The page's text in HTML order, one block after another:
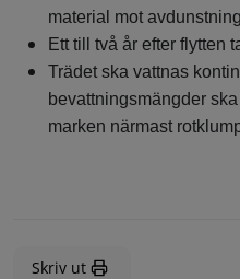
material mot
Ett till två år efter flytten
Trädet ska vattnas
bevattningsmängder
marken närmast
Skriv ut